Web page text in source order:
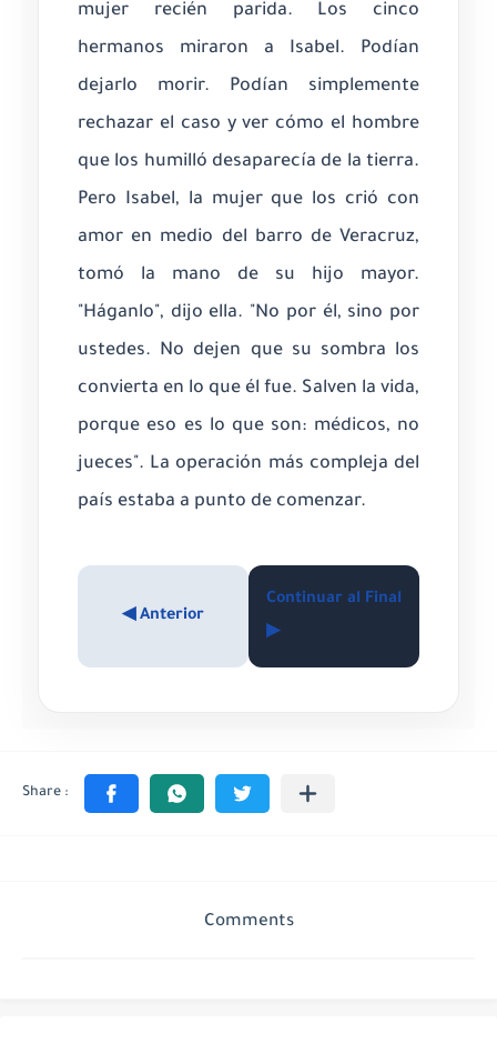
mujer recién parida. Los cinco
hermanos miraron a Isabel. Podían
dejarlo morir. Podían simplemente
rechazar el caso y ver cómo el hombre
que los humilló desaparecía de la tierra.
Pero Isabel, la mujer que los crió con
amor en medio del barro de Veracruz,
tomó la mano de su hijo mayor.
"Háganlo", dijo ella. "No por él, sino por
ustedes. No dejen que su sombra los
convierta en lo que él fue. Salven la vida,
porque eso es lo que son: médicos, no
jueces". La operación más compleja del
país estaba a punto de comenzar.
◀ Anterior
Continuar al Final
▶
Comments